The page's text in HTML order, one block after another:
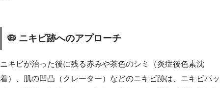
🦠 ニキビ跡へのアプローチ
ニキビが治った後に残る赤みや茶色のシミ（炎症後色素沈
着）、肌の凹凸（クレーター）などのニキビ跡は、ニキビパッ